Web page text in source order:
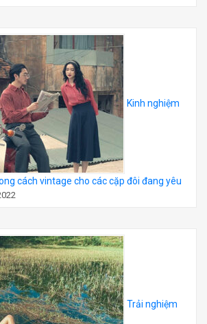
Kinh nghiệm
cách vintage cho các cặp đôi đang yêu
Trải nghiệm